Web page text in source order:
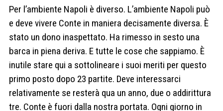
Per l’ambiente Napoli è diverso. L’ambiente Napoli può
e deve vivere Conte in maniera decisamente diversa. È
stato un dono inaspettato. Ha rimesso in sesto una
barca in piena deriva. E tutte le cose che sappiamo. È
inutile stare qui a sottolineare i suoi meriti per questo
primo posto dopo 23 partite. Deve interessarci
relativamente se resterà qua un anno, due o addirittura
tre. Conte è fuori dalla nostra portata. Ogni giorno in